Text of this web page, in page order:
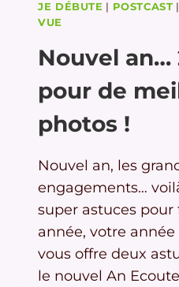
JE DÉBUTE | POSTCAST |
VUE
Nouvel an…
pour de
photos !
Nouvel an, les
engagements…
super astuces pour
année, votre
vous offre deux
le nouvel An